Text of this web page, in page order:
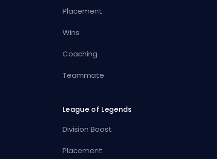
Placement
Wins
Coaching
Teammate
League of Legends
Division Boost
Placement